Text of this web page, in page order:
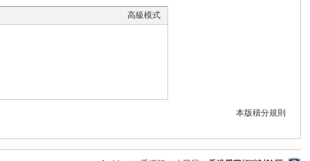
高級模式
本版積分規則